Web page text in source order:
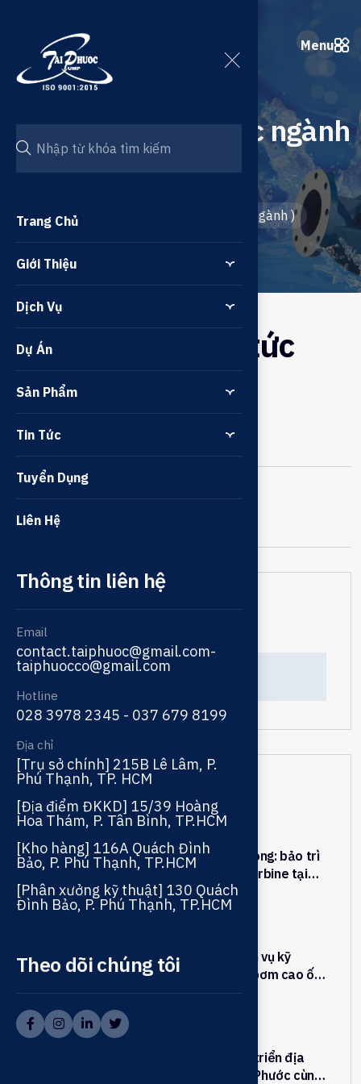
Trang Chủ
Giới Thiệu
Dịch Vụ
Dự Án
Sản Phẩm
Tin Tức
Tuyển Dụng
Liên Hệ
Thông tin liên hệ
Email
contact.taiphuoc@gmail.com-
taiphuocco@gmail.com
Hotline
028 3978 2345 - 037 679 8199
Địa chỉ
[Trụ sở chính] 215B Lê Lâm, P.
Phú Thạnh, TP. HCM
[Địa điểm ĐKKD] 15/39 Hoàng
Hoa Thám, P. Tân Bình, TP.HCM
[Kho hàng] 116A Quách Đình
Bảo, P. Phú Thạnh, TP.HCM
[Phân xưởng kỹ thuật] 130 Quách
Đình Bảo, P. Phú Thạnh, TP.HCM
Theo dõi chúng tôi
Menu
Banner con ( Tin tức ngành
)
Trang chủ Banner con ( Tin tức ngành )
Banner con ( Tin tức
ngành )
Chia Sẻ:
Tìm kiếm
Bài viết gần đây
Cuộc “đại phẫu” song song: bảo trì
2 cụm bơm chữa cháy turbine tại
nhà máy Olympus ODSV – Bình
Dương
13-11-2025
Tài Phước nâng tầm dịch vụ kỹ
thuật: Cải tạo hệ thống bơm cao ốc
– Giải pháp toàn diện cho vận hành
an toàn và tiết kiệm
11-11-2025
Hợp tác toàn cầu, phát triển địa
phương – khi CRI và Tài Phước cùng